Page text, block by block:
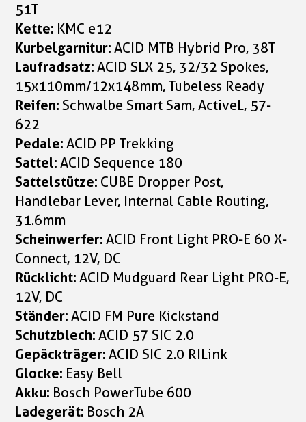
51T
Kette: KMC e12
Kurbelgarnitur:ACID MTB Hybrid Pro, 38T
Laufradsatz:ACID SLX 25, 32/32 Spokes,
15x110mm/12x148mm, Tubeless Ready
Reifen:Schwalbe Smart Sam, ActiveL, 57-
622
Pedale:ACID PP Trekking
Sattel:ACID Sequence 180
Sattelstütze: CUBE Dropper Post,
Handlebar Lever, Internal Cable Routing,
31.6mm
Scheinwerfer:ACID Front Light PRO-E 60 X-
Connect, 12V, DC
Rücklicht:ACID Mudguard Rear Light PRO-E,
12V, DC
Ständer:ACID FM Pure Kickstand
Schutzblech:ACID 57 SIC 2.0
Gepäckträger:ACID SIC 2.0 RILink
Glocke: Easy Bell
Akku: Bosch PowerTube 600
Ladegerät: Bosch 2A